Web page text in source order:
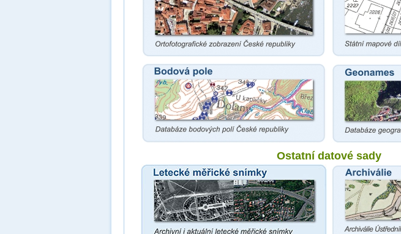
Ostatní datové sady